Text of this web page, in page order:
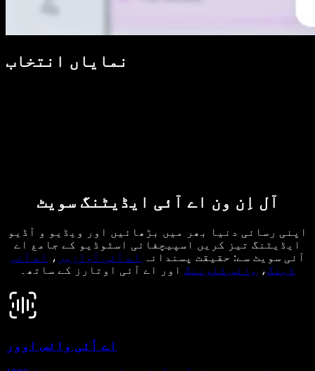
نمایاں انتخاب
آل اِن ون اے آئی ایڈیٹنگ سویٹ
اپنی رسائی دنیا بھر میں بڑھائیں اور ویڈیو و آڈیو
ایڈیٹنگ تیز کریں اسپیچفائی اسٹوڈیو کے جامع اے
آئی سویٹ سے: حقیقت پسندانہ
اے آئی آوازیں ،
اے آئی
ڈبنگ، وائس کلوننگ اور اے آئی اوتارز کے ساتھ۔
اے آئی وائس اوور